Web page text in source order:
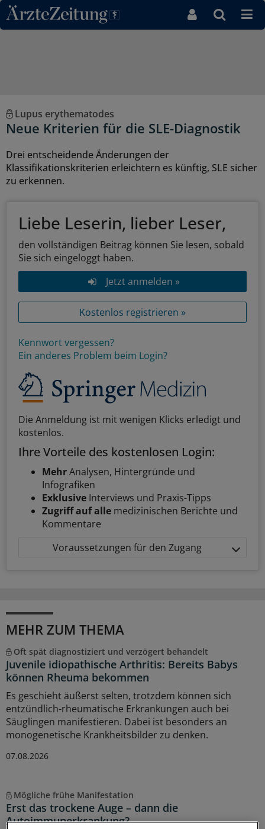
Direkt zum Inhaltsbereich
Lupus erythematodes
Neue Kriterien für die SLE-Diagnostik
Drei entscheidende Änderungen der
Klassifikationskriterien erleichtern es künftig, SLE sicher
zu erkennen.
Liebe Leserin, lieber Leser,
den vollständigen Beitrag können Sie lesen, sobald
Sie sich eingeloggt haben.
Jetzt anmelden »
Kostenlos registrieren »
Kennwort vergessen?
Ein anderes Problem beim Login?
Die Anmeldung ist mit wenigen Klicks erledigt und
kostenlos.
Ihre Vorteile des kostenlosen Login:
MehrAnalysen, Hintergründe und
Infografiken
Exklusive Interviews und Praxis-Tipps
Zugriff auf alle medizinischen Berichte und
Kommentare
Voraussetzungen für den Zugang
MEHR ZUM THEMA
Oft spät diagnostiziert und verzögert behandelt
Juvenile idiopathische Arthritis: Bereits Babys
können Rheuma bekommen
Es geschieht äußerst selten, trotzdem können sich
entzündlich-rheumatische Erkrankungen auch bei
Säuglingen manifestieren. Dabei ist besonders an
monogenetische Krankheitsbilder zu denken.
07.08.2026
Mögliche frühe Manifestation
Erst das trockene Auge – dann die
Autoimmunerkrankung?